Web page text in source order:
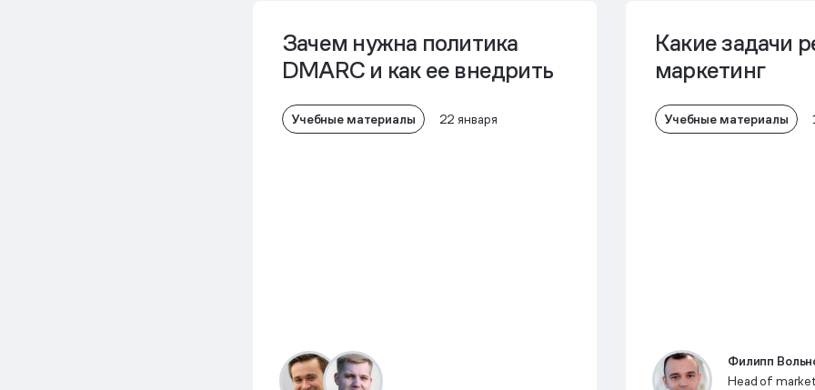
Зачем нужна политика
DMARC и как ее внедрить
Учебные материалы 22 января
Какие задачи
маркетинг
Учебные материалы
Филипп
Head of